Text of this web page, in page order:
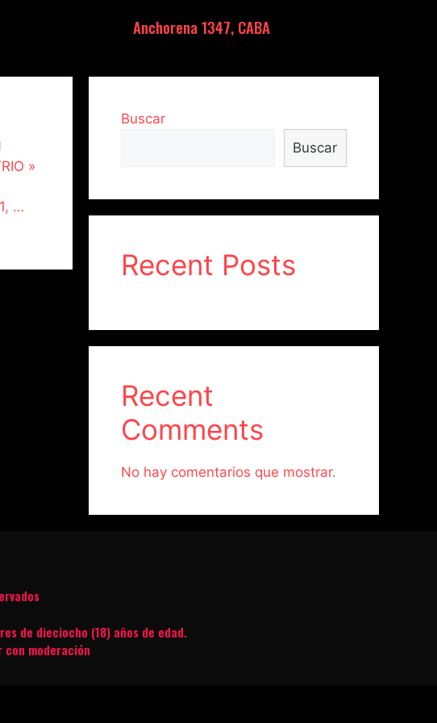
Anchorena 1347, CABA
»
…
Buscar
Buscar
Recent Posts
Recent
Comments
No hay comentarios que mostrar.
de dieciocho (18) años de edad.
con moderación